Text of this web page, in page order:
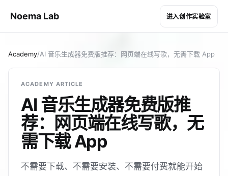
Noema Lab 进入创作实验室
Academy/AI 音乐生成器免费版推荐：网页端在线写歌，无需下载 App
ACADEMY ARTICLE
AI 音乐生成器免费版推
荐：网页端在线写歌，无
需下载 App
不需要下载、不需要安装、不需要付费就能开始